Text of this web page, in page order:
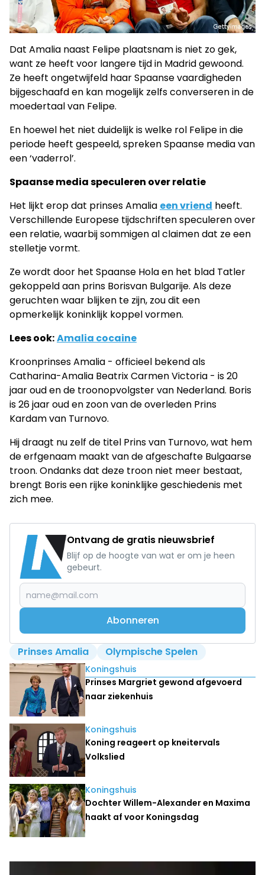
Dat Amalia naast Felipe plaatsnam is niet zo gek,
want ze heeft voor langere tijd in Madrid gewoond.
Ze heeft ongetwijfeld haar Spaanse vaardigheden
bijgeschaafd en kan mogelijk zelfs converseren in de
moedertaal van Felipe.
En hoewel het niet duidelijk is welke rol Felipe in die
periode heeft gespeeld, spreken Spaanse media van
een ‘vaderrol’.
Spaanse media speculeren over relatie
Het lijkt erop dat prinses Amalia een vriend heeft.
Verschillende Europese tijdschriften speculeren over
een relatie, waarbij sommigen al claimen dat ze een
stelletje vormt.
Ze wordt door het Spaanse Hola en het blad Tatler
gekoppeld aan prins Borisvan Bulgarije. Als deze
geruchten waar blijken te zijn, zou dit een
opmerkelijk koninklijk koppel vormen.
Lees ook:Amalia cocaine
Kroonprinses Amalia - officieel bekend als
Catharina-Amalia Beatrix Carmen Victoria - is 20
jaar oud en de troonopvolgster van Nederland. Boris
is 26 jaar oud en zoon van de overleden Prins
Kardam van Turnovo.
Hij draagt nu zelf de titel Prins van Turnovo, wat hem
de erfgenaam maakt van de afgeschafte Bulgaarse
troon. Ondanks dat deze troon niet meer bestaat,
brengt Boris een rijke koninklijke geschiedenis met
zich mee.
Ontvang de gratis nieuwsbrief
Blijf op de hoogte van wat er om je heen
gebeurt.
Abonneren
Prinses Amalia Olympische Spelen
Lees ook
Koningshuis
Prinses Margriet gewond afgevoerd
naar ziekenhuis
Koningshuis
Koning reageert op kneitervals
Volkslied
Koningshuis
Dochter Willem-Alexander en Maxima
haakt af voor Koningsdag
Laatste nieuws